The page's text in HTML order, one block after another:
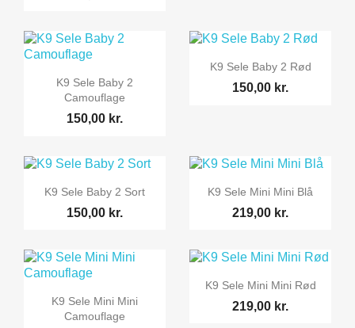
 Vis her
K9 Sele Baby 2
Camouflage
150,00 kr.
 Vis her
K9 Sele Baby 2 Rød
150,00 kr.
 Vis her
K9 Sele Baby 2 Sort
150,00 kr.
 Vis her
K9 Sele Mini Mini Blå
219,00 kr.
 Vis her
K9 Sele Mini Mini
Camouflage
 Vis her
K9 Sele Mini Mini Rød
219,00 kr.